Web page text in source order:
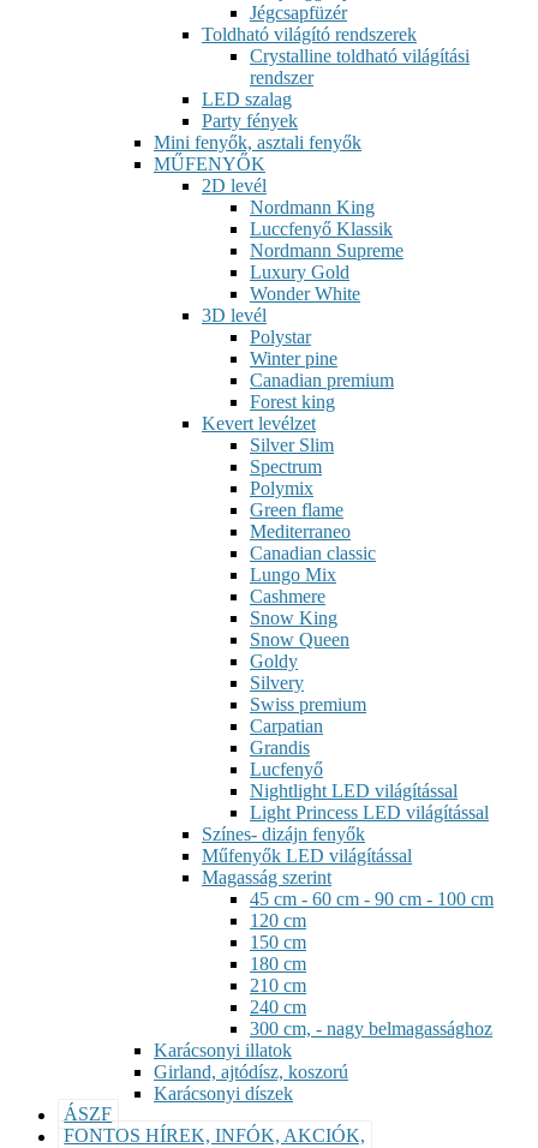
Jégcsapfüzér
Toldható világító rendszerek
Crystalline toldható világítási
rendszer
LED szalag
Party fények
Mini fenyők, asztali fenyők
MŰFENYŐK
2D levél
Nordmann King
Luccfenyő Klassik
Nordmann Supreme
Luxury Gold
Wonder White
3D levél
Polystar
Winter pine
Canadian premium
Forest king
Kevert levélzet
Silver Slim
Spectrum
Polymix
Green flame
Mediterraneo
Canadian classic
Lungo Mix
Cashmere
Snow King
Snow Queen
Goldy
Silvery
Swiss premium
Carpatian
Grandis
Lucfenyő
Nightlight LED világítással
Light Princess LED világítással
Színes- dizájn fenyők
Műfenyők LED világítással
Magasság szerint
45 cm - 60 cm - 90 cm - 100 cm
120 cm
150 cm
180 cm
210 cm
240 cm
300 cm, - nagy belmagassághoz
Karácsonyi illatok
Girland, ajtódísz, koszorú
Karácsonyi díszek
ÁSZF
FONTOS HÍREK, INFÓK, AKCIÓK,